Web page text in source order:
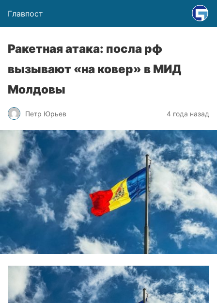
Главпост
Ракетная атака: посла рф
вызывают «на ковер» в МИД
Молдовы
Петр Юрьев 4 года назад